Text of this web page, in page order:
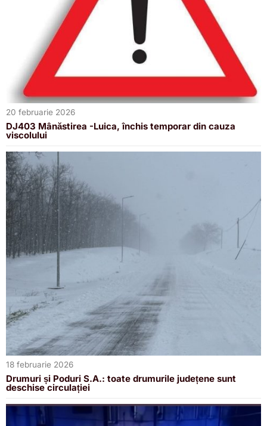
20 februarie 2026
DJ403 Mânăstirea -Luica, închis temporar din cauza
viscolului
18 februarie 2026
Drumuri și Poduri S.A.: toate drumurile județene sunt
deschise circulației